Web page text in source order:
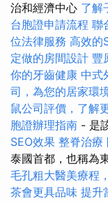
治和經濟中心 了解
台胞證申請流程 聯
位法律服務 高效的
定做的房間設計 豐
你的牙齒健康 中式
司，為您的居家環
鼠公司評價，了解
胞證辦理指南 - 是
SEO效果 整脊治療
泰國首都，也稱為
毛孔粗大醫美療程
茶會更具品味 提升